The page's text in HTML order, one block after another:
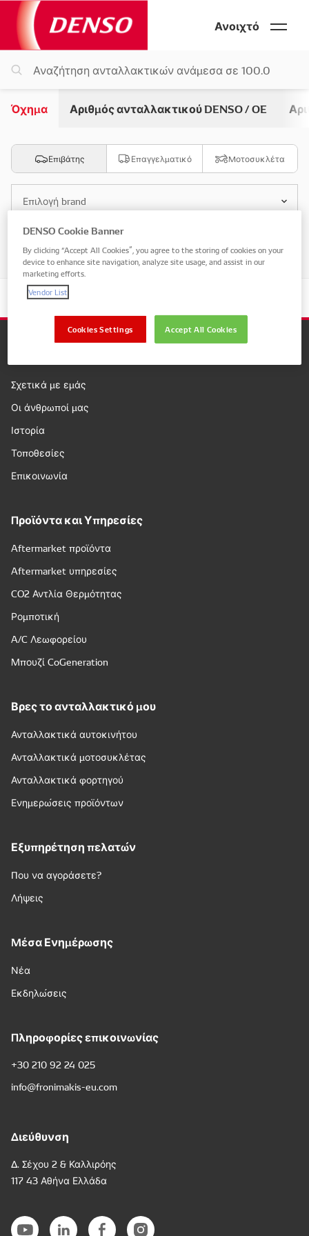
Ανοιχτό
Όχημα Αριθμός ανταλλακτικού DENSO / OE
Επιβάτης Επαγγελματικό Μοτοσυκλέτα
Επιλογή brand
Επιλογή μοντέλου
Σχετικά με εμάς
Οι άνθρωποί μας
Ιστορία
Τοποθεσίες
Επικοινωνία
Προϊόντα και Υπηρεσίες
Aftermarket προϊόντα
Aftermarket υπηρεσίες
CO2 Αντλία Θερμότητας
Ρομποτική
A/C Λεωφορείου
Μπουζί CoGeneration
Βρες το ανταλλακτικό μου
Ανταλλακτικά αυτοκινήτου
Ανταλλακτικά μοτοσυκλέτας
Ανταλλακτικά φορτηγού
Ενημερώσεις προϊόντων
Εξυπηρέτηση πελατών
Που να αγοράσετε?
Λήψεις
Μέσα Ενημέρωσης
Νέα
Εκδηλώσεις
Πληροφορίες επικοινωνίας
+30 210 92 24 025
info@fronimakis-eu.com
Διεύθυνση
Δ. Σέχου 2 & Καλλιρόης
117 43 Αθήνα Ελλάδα
DENSO Cookie Banner
By clicking “Accept All Cookies”, you agree to the storing of cookies on your
device to enhance site navigation, analyze site usage, and assist in our
marketing efforts.
Vendor List
Accept All Cookies
Cookies Settings